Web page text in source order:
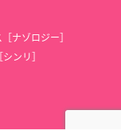
ナゾロジー］
ンリ］